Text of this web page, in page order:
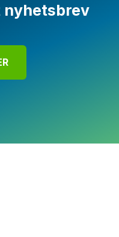
nyhetsbrev